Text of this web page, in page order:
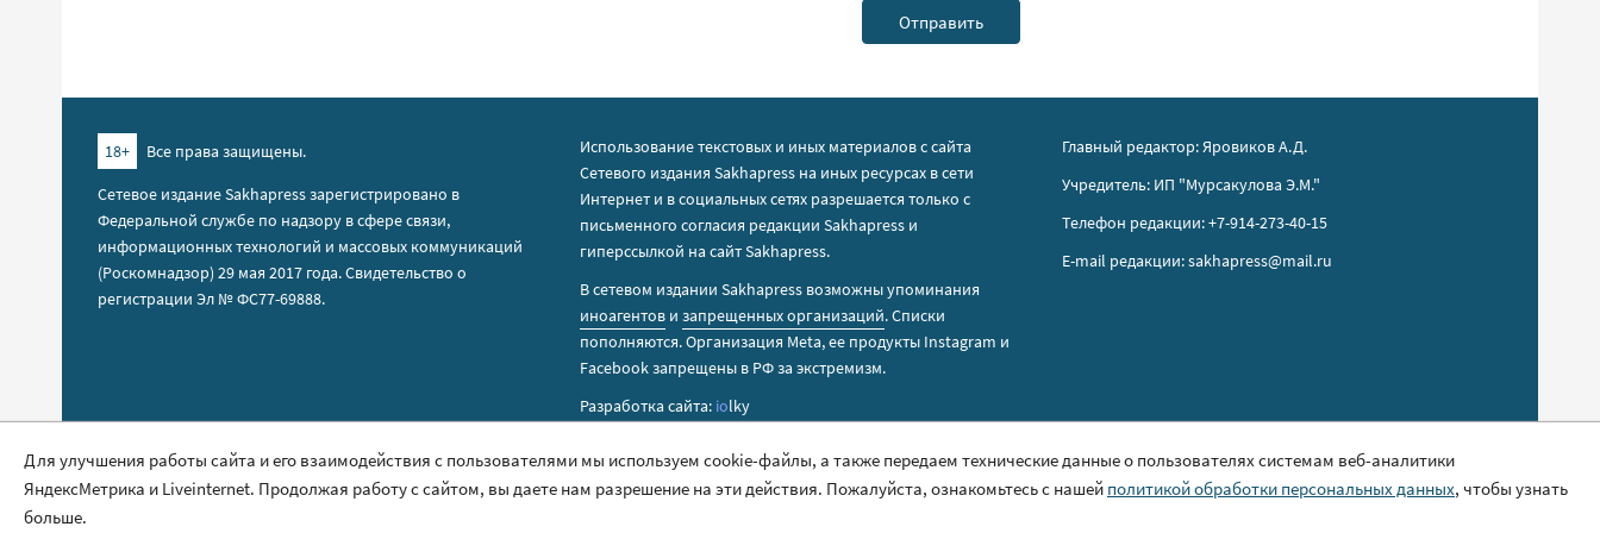
18+
Все права защищены.
Сетевое издание Sakhapress зарегистрировано в
Федеральной службе по надзору в сфере связи,
информационных технологий и массовых коммуникаций
(Роскомнадзор) 29 мая 2017 года. Свидетельство о
регистрации Эл № ФС77-69888.
Использование текстовых и иных материалов с сайта
Сетевого издания Sakhapress на иных ресурсах в сети
Интернет и в социальных сетях разрешается только с
письменного согласия редакции Sakhapress и
гиперссылкой на сайт Sakhapress.
В сетевом издании Sakhapress возможны упоминания
иноагентов изапрещенных организаций. Списки
пополняются. Организация Metа, ее продукты Instagram и
Facebook запрещены в РФ за экстремизм.
Разработка сайта: iolky
Главный редактор: Яровиков А.Д.
Учредитель: ИП "Мурсакулова Э.М."
Телефон редакции: +7-914-273-40-15
E-mail редакции: sakhapress@mail.ru
Правила сайта
Политика обработки персональных данных
Для улучшения работы сайта и его взаимодействия с пользователями мы используем cookie-файлы, а также передаем технические данные о пользователях системам веб-аналитики
ЯндексМетрика и Liveinternet. Продолжая работу с сайтом, вы даете нам разрешение на эти действия. Пожалуйста, ознакомьтесь с нашей политикой обработки персональных данных, чтобы узнать
больше.